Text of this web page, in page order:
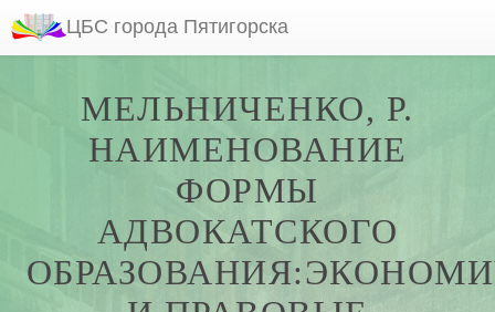
ЦБС города Пятигорска
МЕЛЬНИЧЕНКО, Р.
НАИМЕНОВАНИЕ
ФОРМЫ
АДВОКАТСКОГО